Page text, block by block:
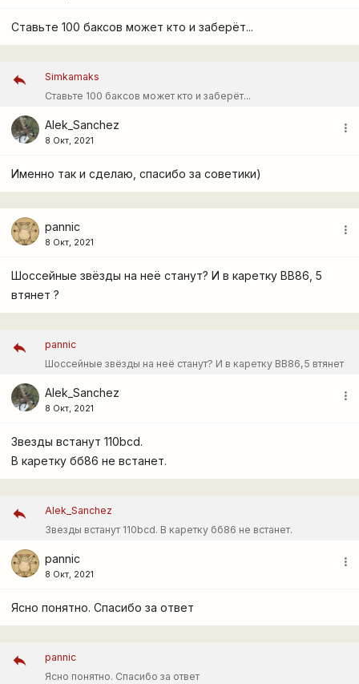
Ставьте 100 баксов может кто и заберёт...
Simkamaks
Ставьте 100 баксов может кто и заберёт...
Alek_Sanchez
8 Окт, 2021
more_vert
Именно так и сделаю, спасибо за советики)
pannic
8 Окт, 2021
more_vert
Шоссейные звёзды на неё станут? И в каретку BB86, 5
втянет ?
pannic
Шоссейные звёзды на неё станут? И в каретку BB86,5 втянет
Alek_Sanchez
8 Окт, 2021
more_vert
Звезды встанут 110bcd.
В каретку бб86 не встанет.
Alek_Sanchez
Звезды встанут 110bcd. В каретку бб86 не встанет.
pannic
8 Окт, 2021
more_vert
Ясно понятно. Спасибо за ответ
pannic
Ясно понятно. Спасибо за ответ